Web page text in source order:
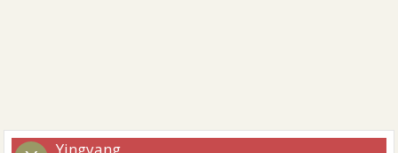
Yingyang